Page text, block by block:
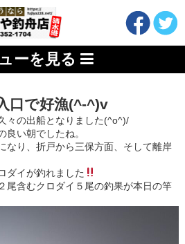
ーを見る
口で好漁(^-^)v
々の出船となりました(^o^)/
良い朝でしたね。
なり、折戸から三保方面、そして離岸
ダイが釣れました
尾含むクロダイ５尾の釣果が本日の竿